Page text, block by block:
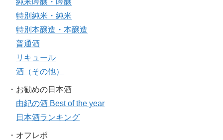
特別純米・純米
特別本醸造・本醸造
普通酒
リキュール
酒（その他）
・お勧めの日本酒
由紀の酒 Best of the year
日本酒ランキング
・オフレポ